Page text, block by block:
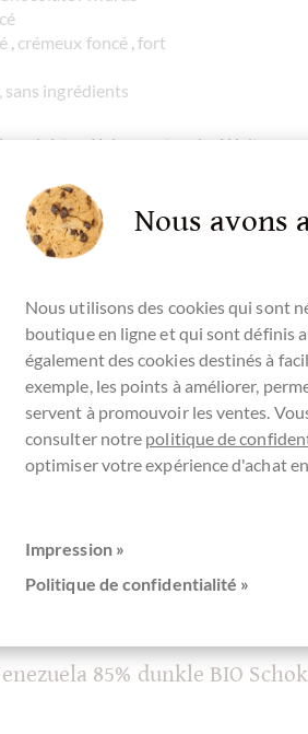
, crémeux foncé ,fort
sans ingrédients
edelsten Kakaosorten der Welt, wenn
im Nord Westen des Maracaibo See in
, die besondere Aromen
ausbalancierte Aromen.
Chocolate Awards 2016:
Tree 85% Porcelana
Inscrivez-vous ici pour notre
85% dunkle BIO
Nous avons
Nous utilisons des cookies qui sont
boutique en ligne et qui sont définis
également des cookies destinés à
exemple, les points à améliorer,
servent à promouvoir les ventes.
consulter notre politique de
optimiser votre expérience d'achat
Impression »
Politique de confidentialité »